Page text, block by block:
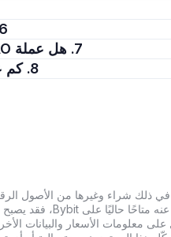
6. كيف يمكنك بيع ErectusDAO؟
7. هل عملة ErectusDAO تمثل استثمارًا جيدًا؟
8. كم عدد ErectusDAO المتوفر حاليًا؟
معلومات الأسعار والبيانات